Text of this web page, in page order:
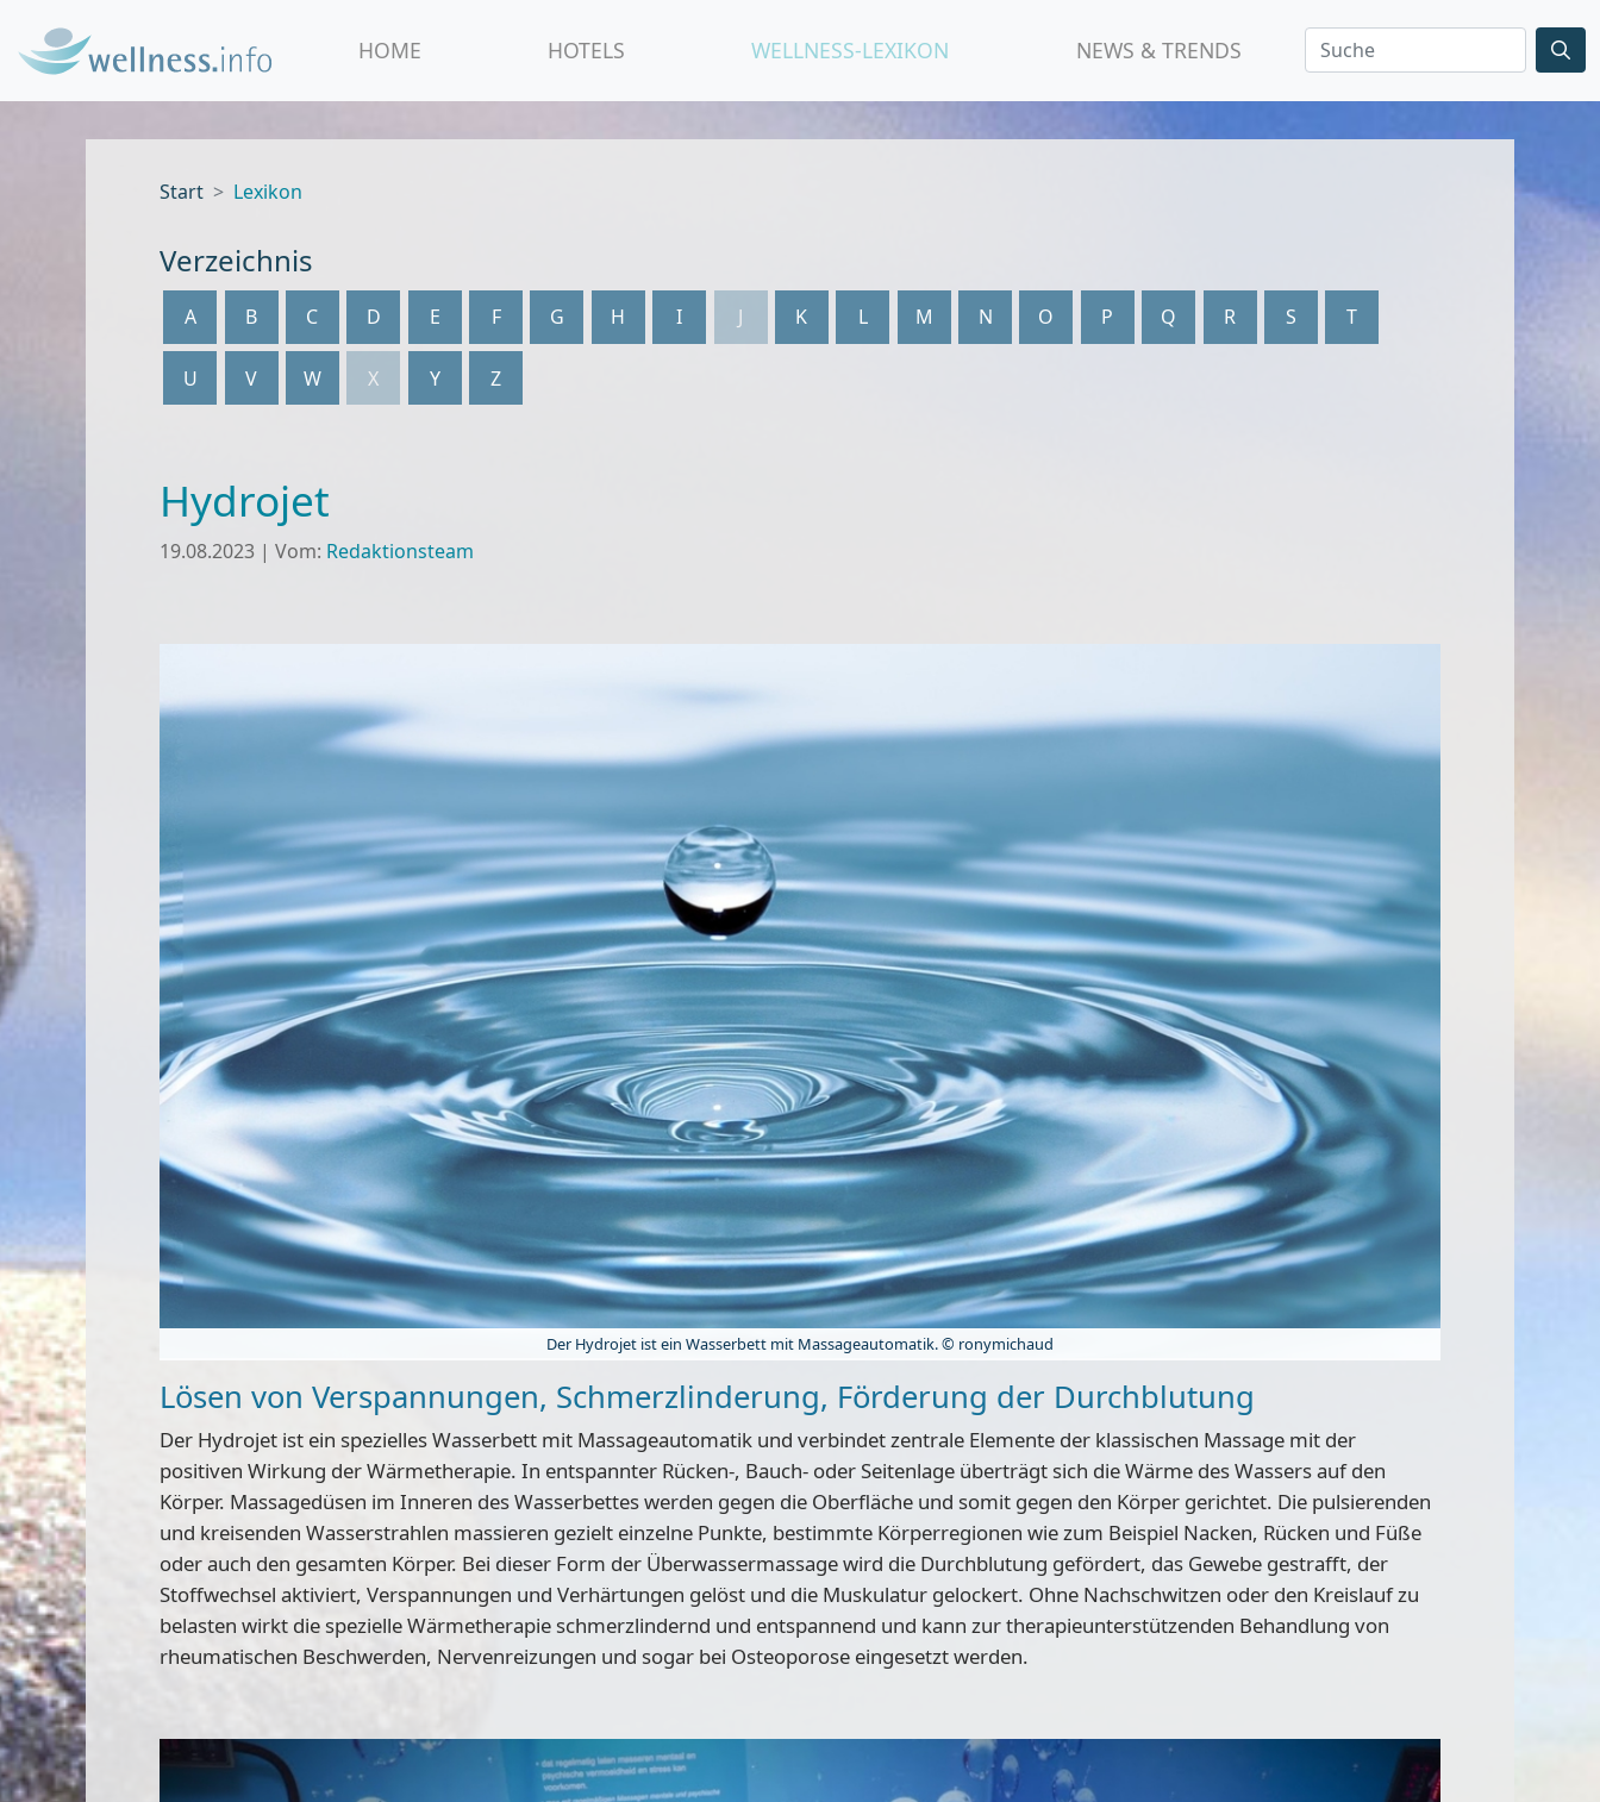
HOME HOTELS WELLNESS-LEXIKON NEWS & TRENDS
Start Lexikon
Verzeichnis
A B C D E F G H I J K L M N O P Q R S T
U V W X Y Z
Hydrojet
19.08.2023 | Vom: Redaktionsteam
Der Hydrojet ist ein Wasserbett mit Massageautomatik. © ronymichaud
Lösen von Verspannungen, Schmerzlinderung, Förderung der Durchblutung
Der Hydrojet ist ein spezielles Wasserbett mit Massageautomatik und verbindet zentrale Elemente der klassischen Massage mit der
positiven Wirkung der Wärmetherapie. In entspannter Rücken-, Bauch- oder Seitenlage überträgt sich die Wärme des Wassers auf den
Körper. Massagedüsen im Inneren des Wasserbettes werden gegen die Oberfläche und somit gegen den Körper gerichtet. Die pulsierenden
und kreisenden Wasserstrahlen massieren gezielt einzelne Punkte, bestimmte Körperregionen wie zum Beispiel Nacken, Rücken und Füße
oder auch den gesamten Körper. Bei dieser Form der Überwassermassage wird die Durchblutung gefördert, das Gewebe gestrafft, der
Stoffwechsel aktiviert, Verspannungen und Verhärtungen gelöst und die Muskulatur gelockert. Ohne Nachschwitzen oder den Kreislauf zu
belasten wirkt die spezielle Wärmetherapie schmerzlindernd und entspannend und kann zur therapieunterstützenden Behandlung von
rheumatischen Beschwerden, Nervenreizungen und sogar bei Osteoporose eingesetzt werden.